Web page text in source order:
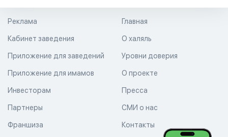
Главная
О халяль
Уровни доверия
Реклама
Кабинет заведения
Приложение для заведений
Приложение для имамов О проекте
Пресса
СМИ о нас
Контакты
Инвесторам
Партнеры
Франшиза